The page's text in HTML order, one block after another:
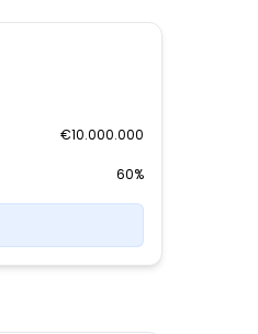
€10.000.000
60%